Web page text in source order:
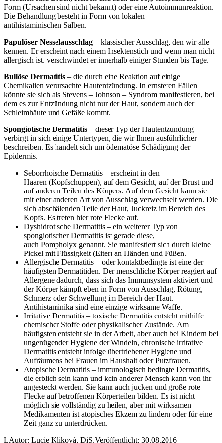
Form (Ursachen sind nicht bekannt) oder eine Autoimmunreaktion.
Die Behandlung besteht in Form von lokalen
antihistaminischen Salben.
Papulöser Nesselausschlag – klassischer Ausschlag, den wir alle
kennen. Er erscheint nach einem Insektenstich und wenn man nicht
allergisch ist, verschwindet er innerhalb einiger Stunden bis Tage.
Bullöse Dermatitis – die durch eine Reaktion auf einige
Chemikalien verursachte Hautentzündung. In ernsteren Fällen
könnte sie sich als Stevens – Johnson – Syndrom manifestieren, bei
dem es zur Entzündung nicht nur der Haut, sondern auch der
Schleimhäute und Gefäße kommt.
Spongiotische Dermatitis – dieser Typ der Hautentzündung
verbirgt in sich einige Untertypen, die wir Ihnen ausführlicher
beschreiben. Es handelt sich um ödematöse Schädigung der
Epidermis.
Seborrhoische Dermatitis – erscheint in den
Haaren (Kopfschuppen), auf dem Gesicht, auf der Brust und
auf anderen Teilen des Körpers. Auf dem Gesicht kann sie
mit einer anderen Art von Ausschlag verwechselt werden. Die
sich abschälenden Teile der Haut, Juckreiz im Bereich des
Kopfs. Es treten hier rote Flecke auf.
Dyshidrotische Dermatitis – ein weiterer Typ von
spongiotischer Dermatitis ist gerade diese,
auch Pompholyx genannt. Sie manifestiert sich durch kleine
Pickel mit Flüssigkeit (Eiter) an Händen und Füßen.
Allergische Dermatitis – oder kontaktbedingte ist eine der
häufigsten Dermatitiden. Der menschliche Körper reagiert auf
Allergene dadurch, dass sich das Immunsystem aktiviert und
der Körper kämpft eben in Form von Ausschlag, Rötung,
Schmerz oder Schwellung im Bereich der Haut.
Antihistaminika sind eine einzige wirksame Waffe.
Irritative Dermatitis – toxische Dermatitis entsteht mithilfe
chemischer Stoffe oder physikalischer Zustände. Am
häufigsten entsteht sie in der Arbeit, aber auch bei Kindern bei
ungenügender Hygiene der Windeln, chronische irritative
Dermatitis entsteht infolge übertriebener Hygiene und
Aufräumens bei Frauen im Haushalt oder Putzfrauen.
Atopische Dermatitis – immunologisch bedingte Dermatitis,
die erblich sein kann und kein anderer Mensch kann von ihr
angesteckt werden. Sie kann auch jucken und große rote
Flecke auf betroffenen Körperteilen bilden. Es ist nicht
möglich sie vollständig zu heilen, aber mit wirksamen
Medikamenten ist atopisches Ekzem zu lindern oder für eine
Zeit ganz zu unterdrücken.
LAutor: Lucie Kliková, DiS.Veröffentlicht: 30.08.2016